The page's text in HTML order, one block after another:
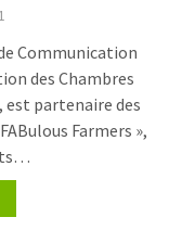
Communication
des Chambres
est partenaire des
Farmers »,